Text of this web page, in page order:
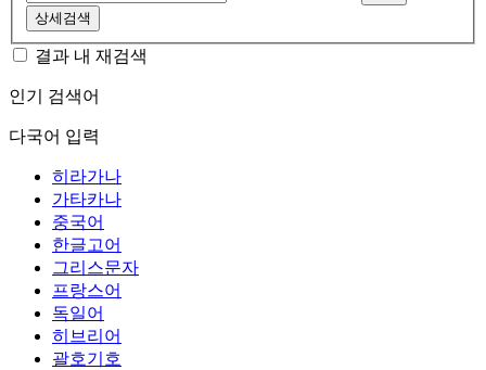
상세검색
결과 내 재검색
인기 검색어
다국어 입력
히라가나
가타카나
중국어
한글고어
그리스문자
프랑스어
독일어
히브리어
괄호기호